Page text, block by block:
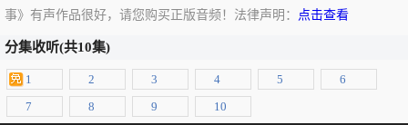
事》有声作品很好，请您购买正版音频！法律声明： 点击查看
分集收听(共10集)
1 2 3 4 5
6
7
8 9 10